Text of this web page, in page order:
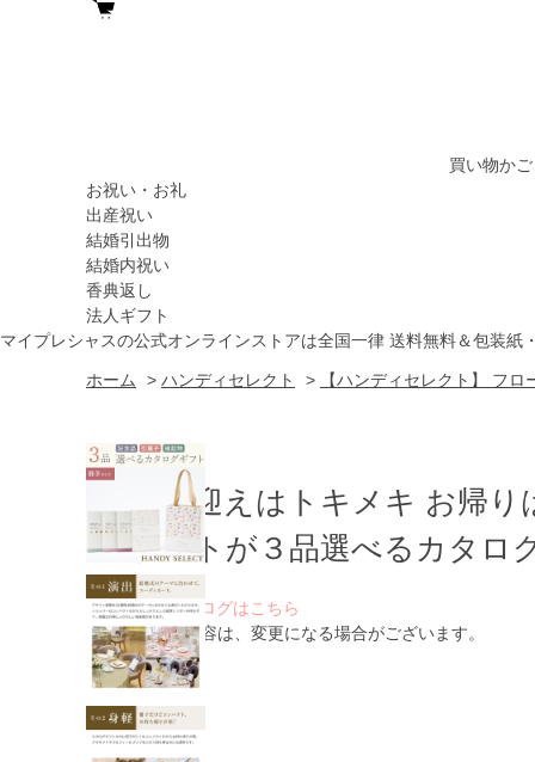
買い物かご
お祝い・お礼
出産祝い
結婚引出物
結婚内祝い
香典返し
法人ギフト
マイプレシャスの公式オンラインストアは全国一律 送料無料＆包装紙
ホーム > ハンディセレクト > 【ハンディセレクト】 フロ
お出迎えはトキメキ お帰り
ゲストが３品選べるカタロ
WEBカタログはこちら
※ 掲載内容は、変更になる場合がございます。